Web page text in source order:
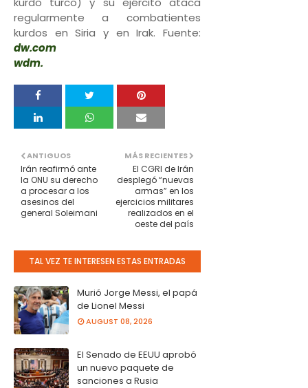
regularmente a combatientes
kurdos en Siria y en Irak. Fuente:
dw.com
wdm.
MÁS RECIENTES
El CGRI de Irán
desplegó “nuevas
armas” en los
ejercicios militares
realizados en el
oeste del país
ANTIGUOS
Irán reafirmó ante
la ONU su derecho
a procesar a los
asesinos del
general Soleimani
TAL VEZ TE INTERESEN ESTAS ENTRADAS
Murió Jorge Messi, el papá
de Lionel Messi
AUGUST 08, 2026
El Senado de EEUU aprobó
un nuevo paquete de
sanciones a Rusia